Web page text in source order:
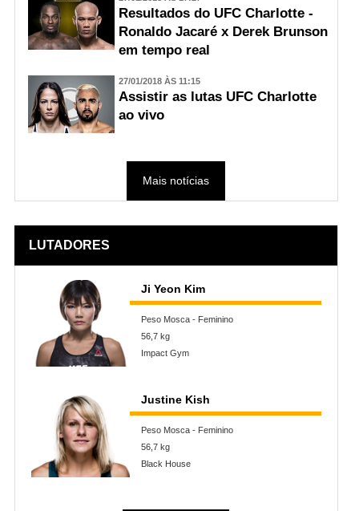
Resultados do UFC Charlotte -
Ronaldo Jacaré x Derek Brunson
em tempo real
27/01/2018 ÀS 11:15
Assistir as lutas UFC Charlotte
ao vivo
Mais notícias
LUTADORES
Ji Yeon Kim
Peso Mosca - Feminino
56,7 kg
Impact Gym
Justine Kish
Peso Mosca - Feminino
56,7 kg
Black House